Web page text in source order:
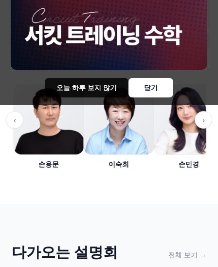
‹ ›
손용문 이숙희 손민경
다가오는 설명회 전체 보기 →
오늘 하루 보지 않기 닫기